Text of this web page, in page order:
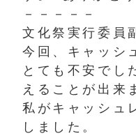
－－－－－
文化祭実行委員
今回、キャッシ
とても不安でし
えることが出来
私がキャッシュ
しました。